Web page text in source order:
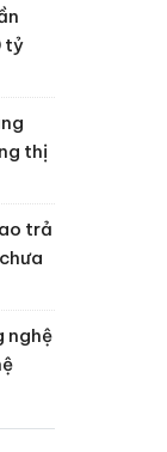
tỷ
thị
trả
nghệ